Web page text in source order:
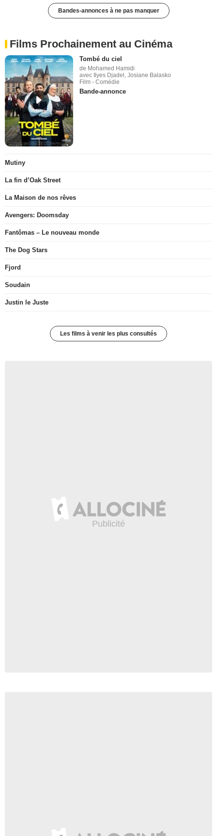
Bandes-annonces à ne pas manquer
Films Prochainement au Cinéma
Tombé du ciel
de Mohamed Hamidi
avec Ilyes Djadel, Josiane Balasko
Film - Comédie
Bande-annonce
Mutiny
La fin d’Oak Street
La Maison de nos rêves
Avengers: Doomsday
Fantômas – Le nouveau monde
The Dog Stars
Fjord
Soudain
Justin le Juste
Les films à venir les plus consultés